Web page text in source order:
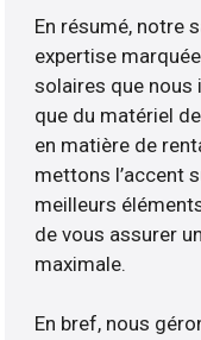
En résumé, notre
expertise
solaires que nous
que du matériel
en matière de
mettons l’accent
meilleurs
de vous assurer
maximale.
En bref, nous